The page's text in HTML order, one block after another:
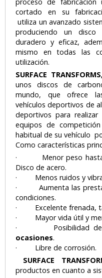
cortado en su
utiliza un avanzado
produciendo un
duradero y eficaz,
mismo en todas las
utilización.
SURFACE
unos discos de
mundo, que ofrece
vehículos deportivos de
deportivos para
equipos de
habitual de su vehículo
Como características
· Menor peso hasta
Disco de acero.
· Menos ruidos y
· Aumenta las
condiciones.
· Excelente frenada,
· Mayor vida útil y
· Posibilidad de
ocasiones.
· Libre de corrosión.
SURFACE
productos en cuanto a